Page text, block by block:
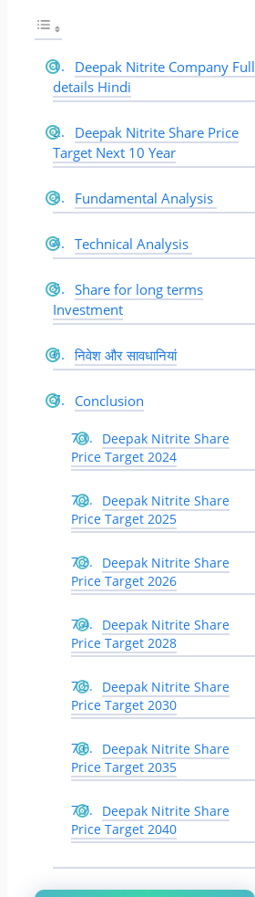
Deepak Nitrite Company Full
details Hindi
Deepak Nitrite Share Price
Target Next 10 Year
Fundamental Analysis
Technical Analysis
Share for long terms
Investment
निवेश और सावधानियां
Conclusion
Deepak Nitrite Share
Price Target 2024
Deepak Nitrite Share
Price Target 2025
Deepak Nitrite Share
Price Target 2026
Deepak Nitrite Share
Price Target 2028
Deepak Nitrite Share
Price Target 2030
Deepak Nitrite Share
Price Target 2035
Deepak Nitrite Share
Price Target 2040